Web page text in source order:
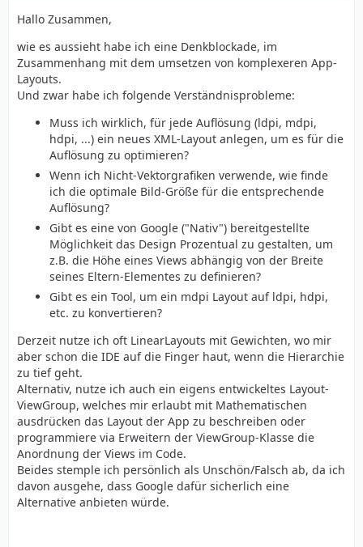
Hallo Zusammen,
wie es aussieht habe ich eine Denkblockade, im
Zusammenhang mit dem umsetzen von komplexeren App-
Layouts.
Und zwar habe ich folgende Verständnisprobleme:
Muss ich wirklich, für jede Auflösung (ldpi, mdpi,
hdpi, ...) ein neues XML-Layout anlegen, um es für die
Auflösung zu optimieren?
Wenn ich Nicht-Vektorgrafiken verwende, wie finde
ich die optimale Bild-Größe für die entsprechende
Auflösung?
Gibt es eine von Google ("Nativ") bereitgestellte
Möglichkeit das Design Prozentual zu gestalten, um
z.B. die Höhe eines Views abhängig von der Breite
seines Eltern-Elementes zu definieren?
Gibt es ein Tool, um ein mdpi Layout auf ldpi, hdpi,
etc. zu konvertieren?
Derzeit nutze ich oft LinearLayouts mit Gewichten, wo mir
aber schon die IDE auf die Finger haut, wenn die Hierarchie
zu tief geht.
Alternativ, nutze ich auch ein eigens entwickeltes Layout-
ViewGroup, welches mir erlaubt mit Mathematischen
ausdrücken das Layout der App zu beschreiben oder
programmiere via Erweitern der ViewGroup-Klasse die
Anordnung der Views im Code.
Beides stemple ich persönlich als Unschön/Falsch ab, da ich
davon ausgehe, dass Google dafür sicherlich eine
Alternative anbieten würde.